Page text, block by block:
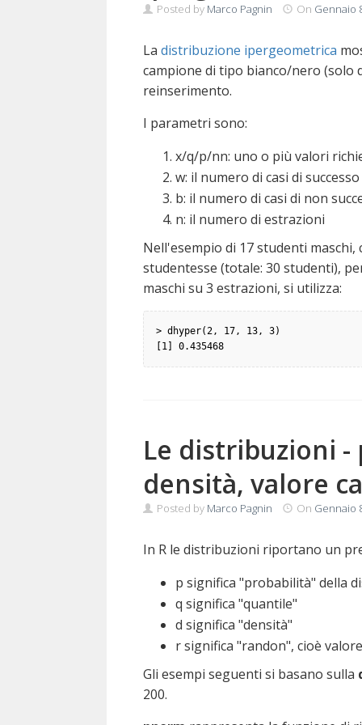
Posted by Marco Pagnin On Gennaio
La distribuzione ipergeometrica
campione di tipo bianco/nero (solo
reinserimento.
I parametri sono:
x/q/p/nn: uno o più valori
w: il numero di casi di
b: il numero di casi di non
n: il numero di estrazioni
Nell'esempio di 17 studenti
studentesse (totale: 30 studenti),
maschi su 3 estrazioni, si utilizza:
> dhyper(2, 17, 13, 3)
Le distribuzioni
densità, valore
Posted by Marco Pagnin On Gennaio
In R le distribuzioni riportano un
p significa "probabilità" della
q significa "quantile"
d significa "densità"
r significa "randon", cioè
Gli esempi seguenti si basano sulla
200.